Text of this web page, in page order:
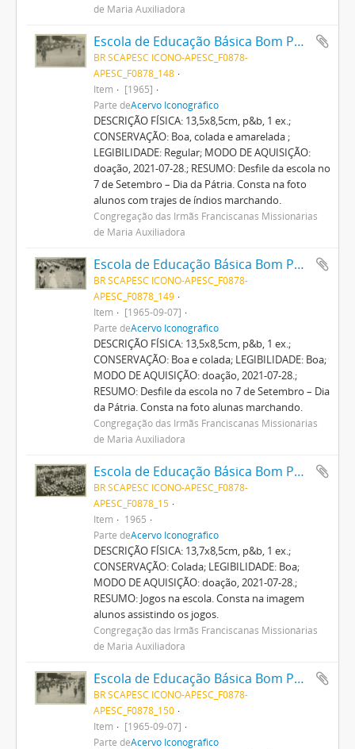
de Maria Auxiliadora
Escola de Educação Básica Bom Pastor
BR SCAPESC ICONO-APESC_F0878-
APESC_F0878_148
Item
[1965]
Parte deAcervo Iconográfico
DESCRIÇÃO FÍSICA: 13,5x8,5cm, p&b, 1 ex.;
CONSERVAÇÃO: Boa, colada e amarelada ;
LEGIBILIDADE: Regular; MODO DE AQUISIÇÃO:
doação, 2021-07-28.; RESUMO: Desfile da escola no
7 de Setembro – Dia da Pátria. Consta na foto
alunos com trajes de índios marchando.
Congregação das Irmãs Franciscanas Missionárias
de Maria Auxiliadora
Escola de Educação Básica Bom Pastor
BR SCAPESC ICONO-APESC_F0878-
APESC_F0878_149
Item
[1965-09-07]
Parte deAcervo Iconográfico
DESCRIÇÃO FÍSICA: 13,5x8,5cm, p&b, 1 ex.;
CONSERVAÇÃO: Boa e colada; LEGIBILIDADE: Boa;
MODO DE AQUISIÇÃO: doação, 2021-07-28.;
RESUMO: Desfile da escola no 7 de Setembro – Dia
da Pátria. Consta na foto alunas marchando.
Congregação das Irmãs Franciscanas Missionárias
de Maria Auxiliadora
Escola de Educação Básica Bom Pastor
BR SCAPESC ICONO-APESC_F0878-
APESC_F0878_15
Item
1965
Parte deAcervo Iconográfico
DESCRIÇÃO FÍSICA: 13,7x8,5cm, p&b, 1 ex.;
CONSERVAÇÃO: Colada; LEGIBILIDADE: Boa;
MODO DE AQUISIÇÃO: doação, 2021-07-28.;
RESUMO: Jogos na escola. Consta na imagem
alunos assistindo os jogos.
Congregação das Irmãs Franciscanas Missionárias
de Maria Auxiliadora
Escola de Educação Básica Bom Pastor
BR SCAPESC ICONO-APESC_F0878-
APESC_F0878_150
Item
[1965-09-07]
Parte deAcervo Iconográfico